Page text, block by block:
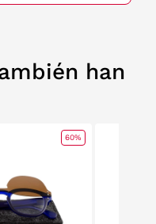
han
60%